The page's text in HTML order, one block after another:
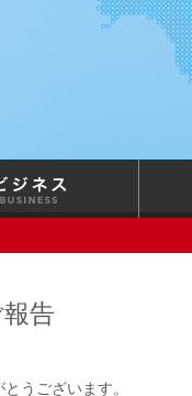
告
うございます。